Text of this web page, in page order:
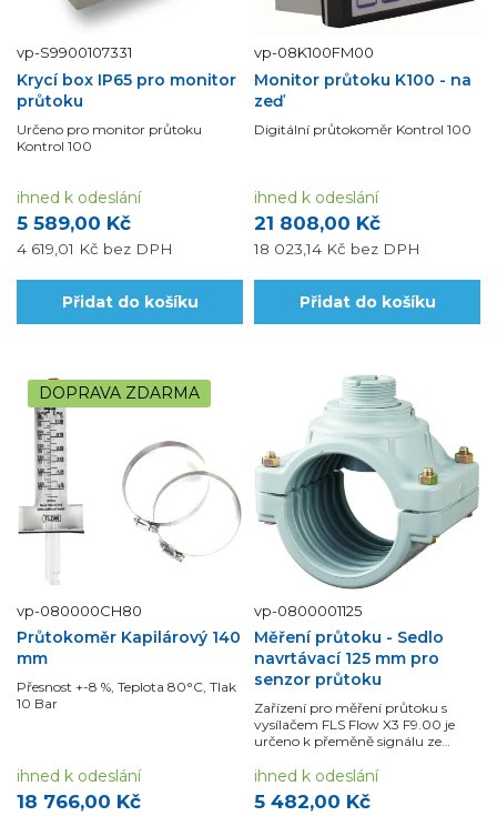
vp-S9900107331
Krycí box IP65 pro monitor
průtoku
Určeno pro monitor průtoku
Kontrol 100
5 589,00 Kč
4 619,01 Kč bez DPH
ihned k odeslání
Přidat do košíku
vp-08K100FM00
Monitor průtoku K100 - na
zeď
Digitální průtokoměr Kontrol 100
21 808,00 Kč
18 023,14 Kč bez DPH
ihned k odeslání
Přidat do košíku
DOPRAVA ZDARMA
vp-080000CH80
Průtokoměr Kapilárový 140
mm
Přesnost +-8 %, Teplota 80°C, Tlak
10 Bar
18 766,00 Kč
ihned k odeslání
vp-0800001125
Měření průtoku - Sedlo
navrtávací 125 mm pro
senzor průtoku
Zařízení pro měření průtoku s
vysílačem FLS Flow X3 F9.00 je
určeno k přeměně signálu ze
údaje zobrazované...
5 482,00 Kč
ihned k odeslání